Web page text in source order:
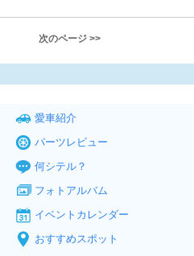
次のページ >>
愛車紹介
パーツレビュー
何シテル？
フォトアルバム
イベントカレンダー
おすすめスポット